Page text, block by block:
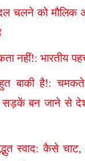
चलने को मौलिक
नहीं!: भारतीय
बाकी है!: चमकते
सड़कें बन जाने से देश
स्वाद: कैसे